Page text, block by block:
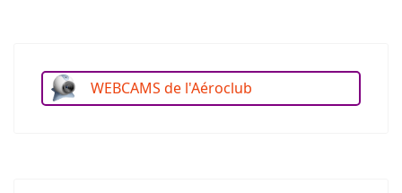
WEBCAMS de l'Aéroclub